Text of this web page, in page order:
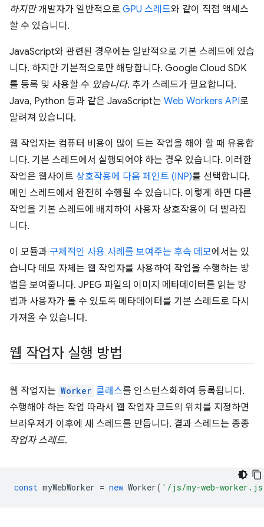
하지만개발자가 일반적으로 GPU 스레드와 같이 직접 액세스
할 수 있습니다.
JavaScript와 관련된 경우에는 일반적으로 기본 스레드에 있습
니다. 하지만 기본적으로만 해당합니다. Google Cloud SDK
를 등록 및 사용할 수 있습니다. 추가 스레드가 필요합니다.
Java, Python 등과 같은 JavaScript는 Web Workers API로
알려져 있습니다.
웹 작업자는 컴퓨터 비용이 많이 드는 작업을 해야 할 때 유용합
니다. 기본 스레드에서 실행되어야 하는 경우 있습니다. 이러한
작업은 웹사이트 상호작용에 다음 페인트 (INP)를 선택합니다.
메인 스레드에서 완전히 수행될 수 있습니다. 이렇게 하면 다른
작업을 기본 스레드에 배치하여 사용자 상호작용이 더 빨라집
니다.
이 모듈과 구체적인 사용 사례를 보여주는 후속 데모에서는 있
습니다 데모 자체는 웹 작업자를 사용하여 작업을 수행하는 방
법을 보여줍니다. JPEG 파일의 이미지 메타데이터를 읽는 방
법과 사용자가 볼 수 있도록 메타데이터를 기본 스레드로 다시
가져올 수 있습니다.
웹 작업자 실행 방법
웹 작업자는 Worker 클래스를 인스턴스화하여 등록됩니다.
수행해야 하는 작업 따라서 웹 작업자 코드의 위치를 지정하면
브라우저가 이후에 새 스레드를 만듭니다. 결과 스레드는 종종
작업자 스레드.
const myWebWorker = new Worker( '/js/my-web-